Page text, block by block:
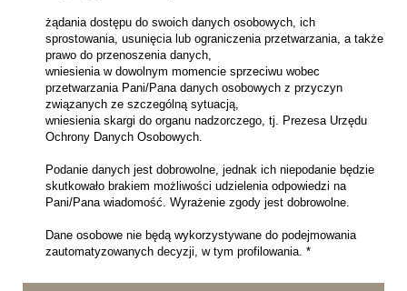
żądania dostępu do swoich danych osobowych, ich
sprostowania, usunięcia lub ograniczenia przetwarzania, a także
prawo do przenoszenia danych,
wniesienia w dowolnym momencie sprzeciwu wobec
przetwarzania Pani/Pana danych osobowych z przyczyn
związanych ze szczególną sytuacją,
wniesienia skargi do organu nadzorczego, tj. Prezesa Urzędu
Ochrony Danych Osobowych.
Podanie danych jest dobrowolne, jednak ich niepodanie będzie
skutkowało brakiem możliwości udzielenia odpowiedzi na
Pani/Pana wiadomość. Wyrażenie zgody jest dobrowolne.
Dane osobowe nie będą wykorzystywane do podejmowania
zautomatyzowanych decyzji, w tym profilowania. *